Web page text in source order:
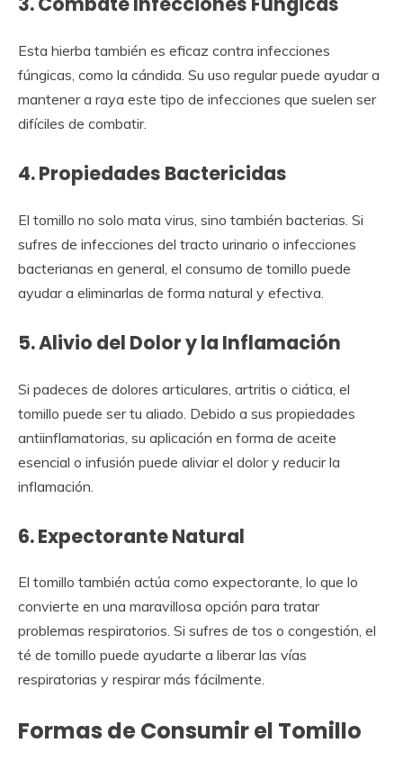
Esta hierba también es eficaz contra infecciones
fúngicas, como la cándida. Su uso regular puede ayudar a
mantener a raya este tipo de infecciones que suelen ser
difíciles de combatir.
4. Propiedades Bactericidas
El tomillo no solo mata virus, sino también bacterias. Si
sufres de infecciones del tracto urinario o infecciones
bacterianas en general, el consumo de tomillo puede
ayudar a eliminarlas de forma natural y efectiva.
5. Alivio del Dolor y la Inflamación
Si padeces de dolores articulares, artritis o ciática, el
tomillo puede ser tu aliado. Debido a sus propiedades
antiinflamatorias, su aplicación en forma de aceite
esencial o infusión puede aliviar el dolor y reducir la
inflamación.
6. Expectorante Natural
El tomillo también actúa como expectorante, lo que lo
convierte en una maravillosa opción para tratar
problemas respiratorios. Si sufres de tos o congestión, el
té de tomillo puede ayudarte a liberar las vías
respiratorias y respirar más fácilmente.
Formas de Consumir el Tomillo